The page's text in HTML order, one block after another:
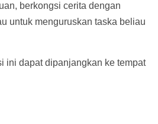
berkongsi cerita dengan
untuk menguruskan taska beliau
ini dapat dipanjangkan ke tempat